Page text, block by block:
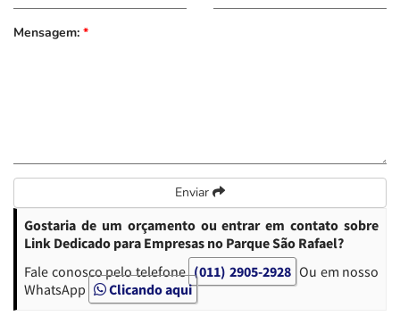
Mensagem: *
Enviar
Gostaria de um orçamento ou entrar em contato sobre
Link Dedicado para Empresas no Parque São Rafael?
Fale conosco pelo telefone (011) 2905-2928 Ou em nosso
WhatsApp
Clicando aqui